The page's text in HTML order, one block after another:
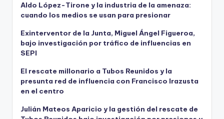
Aldo López-Tirone y la industria de la amenaza:
cuando los medios se usan para presionar
Exinterventor de la Junta, Miguel Ángel Figueroa,
bajo investigación por tráfico de influencias en
SEPI
El rescate millonario a Tubos Reunidos y la
presunta red de influencia con Francisco Irazusta
en el centro
Julián Mateos Aparicio y la gestión del rescate de